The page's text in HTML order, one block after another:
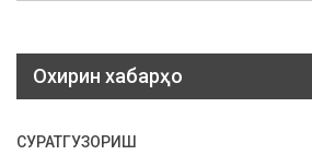
Охирин хабарҳо
СУРАТГУЗОРИШ